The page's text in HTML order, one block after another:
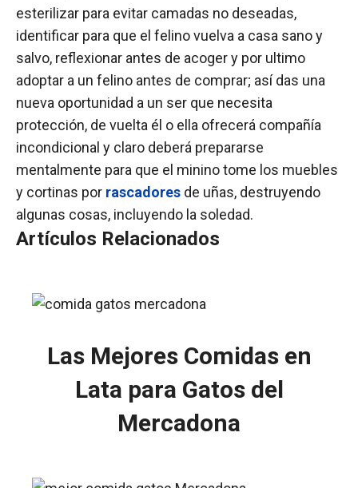
esterilizar para evitar camadas no deseadas,
identificar para que el felino vuelva a casa sano y
salvo, reflexionar antes de acoger y por ultimo
adoptar a un felino antes de comprar; así das una
nueva oportunidad a un ser que necesita
protección, de vuelta él o ella ofrecerá compañía
incondicional y claro deberá prepararse
mentalmente para que el minino tome los muebles
y cortinas por rascadores de uñas, destruyendo
algunas cosas, incluyendo la soledad.
Artículos Relacionados
Las Mejores Comidas en
Lata para Gatos del
Mercadona